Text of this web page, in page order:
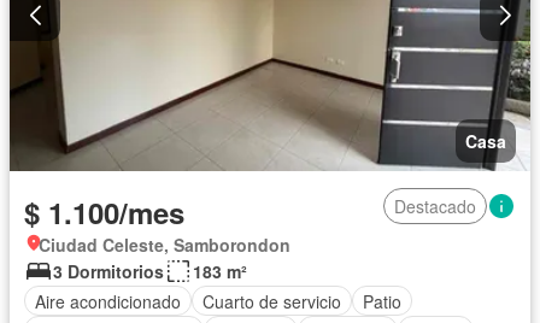
Casa
$ 1.100/mes
Destacado
Ciudad Celeste, Samborondon
3 Dormitorios
183 m²
Aire acondicionado
Cuarto de servicio
Patio